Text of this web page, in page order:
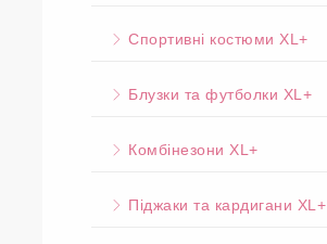
Спортивні костюми XL+
Блузки та футболки XL+
Комбінезони XL+
Піджаки та кардигани XL+